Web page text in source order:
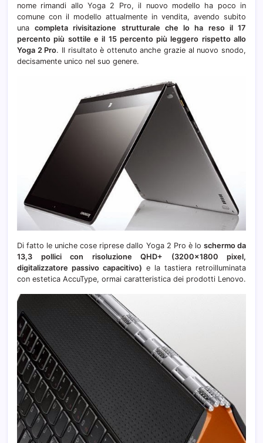
nome rimandi allo Yoga 2 Pro, il nuovo modello ha poco in
comune con il modello attualmente in vendita, avendo subito
unacompleta rivisitazione strutturale che lo ha reso il 17
percento più sottile e il 15 percento più leggero rispetto allo
Yoga 2 Pro. Il risultato è ottenuto anche grazie al nuovo snodo,
decisamente unico nel suo genere.
Di fatto le uniche cose riprese dallo Yoga 2 Pro è lo schermo da
13,3 pollici con risoluzione QHD+ (3200×1800 pixel,
digitalizzatore passivo capacitivo) e la tastiera retroilluminata
con estetica AccuType, ormai caratteristica dei prodotti Lenovo.